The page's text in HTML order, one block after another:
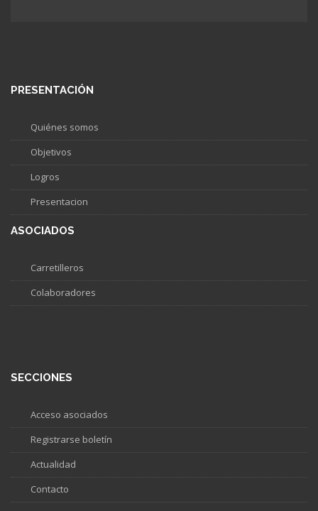
PRESENTACIÓN
Quiénes somos
Objetivos
Logros
Presentacion
ASOCIADOS
Carretilleros
Colaboradores
SECCIONES
Acceso asociados
Registrarse boletín
Actualidad
Contacto